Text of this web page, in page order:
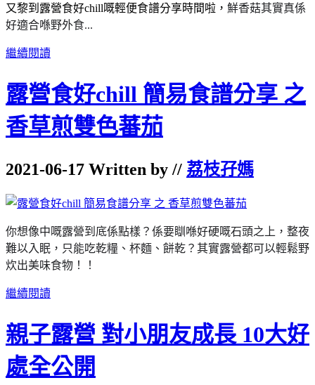
又黎到露營食好chill嘅輕便食譜分享時間啦， 鮮香菇其實真係
好適合喺野外食...
繼續閱讀
露營食好chill 簡易食譜分享 之
香草煎雙色蕃茄
2021-06-17 Written by // 荔枝孖媽
你想像中嘅露營到底係點樣？ 係要瞓喺好硬嘅石頭之上，整夜
難以入眠，只能吃乾糧、杯麵、餅乾？ 其實露營都可以輕鬆野
炊出美味食物！！
繼續閱讀
親子露營 對小朋友成長 10大好
處全公開